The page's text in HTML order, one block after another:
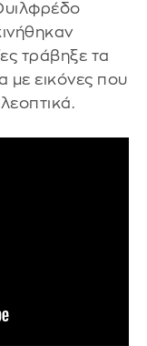
τράβηξε τα
με εικόνες που